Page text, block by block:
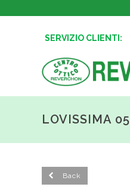
SERVIZIO CLIENTI:
LOVISSIMA 05
Back